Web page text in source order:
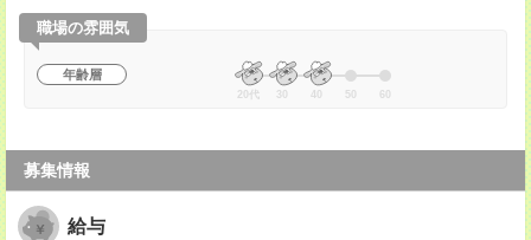
職場の雰囲気
年齢層
20代 30 40 50 60
募集情報
給与